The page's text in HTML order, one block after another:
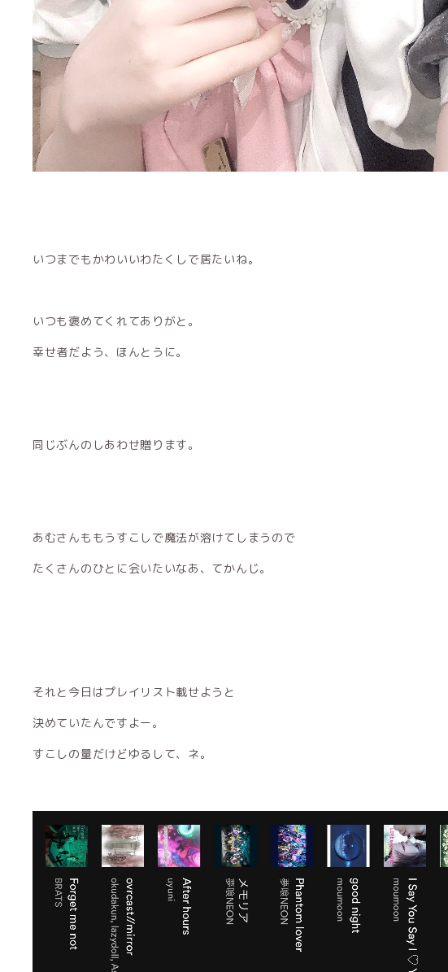
いつまでもかわいいわたくしで居たいね。
いつも褒めてくれてありがと。
幸せ者だよう、ほんとうに。
同じぶんのしあわせ贈ります。
あむさんももうすこしで魔法が溶けてしまうので
たくさんのひとに会いたいなあ、てかんじ。
それと今日はプレイリスト載せようと
決めていたんですよー。
すこしの量だけどゆるして、ネ。